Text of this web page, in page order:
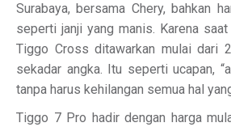
Surabaya, bersama Chery, bahkan
seperti janji yang manis. Karena
Tiggo Cross ditawarkan mulai dari
sekadar angka. Itu seperti ucapan,
tanpa harus kehilangan semua hal
Tiggo 7 Pro hadir dengan harga